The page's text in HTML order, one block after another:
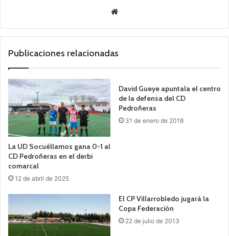
we
Publicaciones relacionadas
La UD Socuéllamos gana 0-1 al
CD Pedroñeras en el derbi
comarcal
12 de abril de 2025
David Gueye apuntala el centro
de la defensa del CD
Pedroñeras
31 de enero de 2018
El CP Villarrobledo jugará la
Copa Federación
22 de julio de 2013